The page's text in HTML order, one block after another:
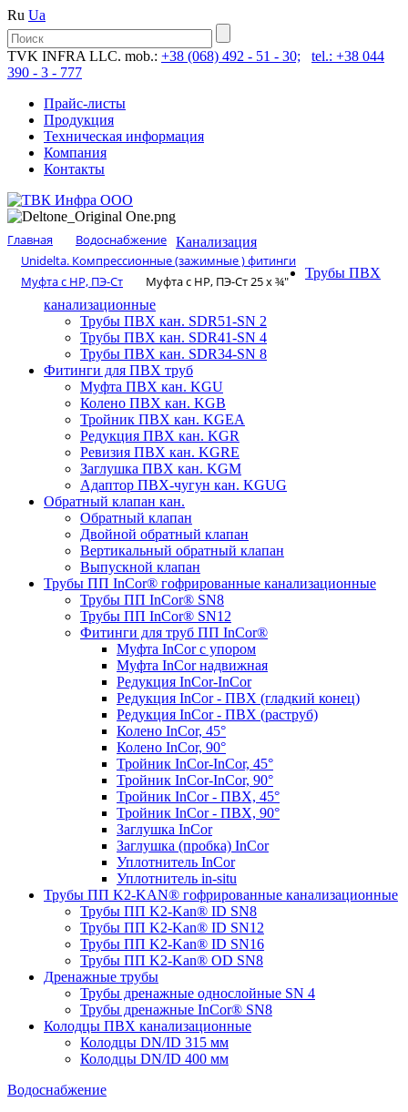
Ru Ua
TVK INFRA LLC. mob.: +38 (068) 492 - 51 - 30;
tel.: +38 044
390 - 3 - 777
Прайс-листы
Продукция
Техническая информация
Компания
Контакты
Главная
Водоснабжение
Unidelta. Компрессионные (зажимные ) фитинги
Муфта с НР, ПЭ-Ст
Муфта с НР, ПЭ-Ст 25 х ¾″
Канализация
Трубы ПВХ
канализационные
Трубы ПВХ кан. SDR51-SN 2
Трубы ПВХ кан. SDR41-SN 4
Трубы ПВХ кан. SDR34-SN 8
Фитинги для ПВХ труб
Муфта ПВХ кан. KGU
Колено ПВХ кан. KGB
Тройник ПВХ кан. KGEA
Редукция ПВХ кан. KGR
Ревизия ПВХ кан. KGRE
Заглушка ПВХ кан. KGM
Адаптор ПВХ-чугун кан. KGUG
Обратный клапан кан.
Обратный клапан
Двойной обратный клапан
Вертикальный обратный клапан
Выпускной клапан
Трубы ПП InCor® гофри­рованные канализационные
Трубы ПП InCor® SN8
Трубы ПП InCor® SN12
Фитинги для труб ПП InCor®
Муфта InCor с упором
Муфта InCor надвижная
Редукция InCor-InCor
Редукция InCor - ПВХ (гладкий конец)
Редукция InCor - ПВХ (раструб)
Колено InCor, 45°
Колено InCor, 90°
Тройник InCor-InCor, 45°
Тройник InCor-InCor, 90°
Тройник InCor - ПВХ, 45°
Тройник InCor - ПВХ, 90°
Заглушка InCor
Заглушка (пробка) InCor
Уплотнитель InCor
Уплотнитель in-situ
Трубы ПП K2-KAN® гофри­рованные канализационные
Трубы ПП K2-Kan® ID SN8
Трубы ПП K2-Kan® ID SN12
Трубы ПП K2-Kan® ID SN16
Трубы ПП K2-Kan® OD SN8
Дренажные трубы
Трубы дренажные однослойные SN 4
Трубы дренажные InCor® SN8
Колодцы ПВХ канализационные
Колодцы DN/ID 315 мм
Колодцы DN/ID 400 мм
Водоснабжение